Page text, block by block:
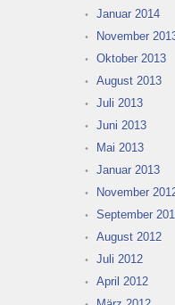
Januar 2014
November
Oktober 2013
August 2013
Juli 2013
Juni 2013
Mai 2013
Januar 2013
November
September
August 2012
Juli 2012
April 2012